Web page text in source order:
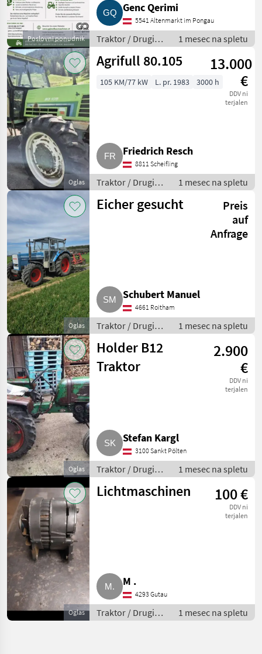
Poslovni ponudnik
Genc Qerimi
5541 Altenmarkt im Pongau
Traktor / Drugi
traktor
1 mesec na spletu
Oglas
Agrifull 80.105
13.000
€
DDV ni
terjalen
105 KM/77 kW L. pr. 1983 3000 h
Friedrich Resch
8811 Scheifling
Traktor / Drugi
traktor
1 mesec na spletu
Oglas
Eicher gesucht
Preis
auf
Anfrage
Schubert Manuel
4661 Roitham
Traktor / Drugi
traktor
1 mesec na spletu
Oglas
Holder B12
Traktor
2.900
€
DDV ni
terjalen
Stefan Kargl
3100 Sankt Pölten
Traktor / Drugi
traktor
1 mesec na spletu
Oglas
Lichtmaschinen 100 €
DDV ni
terjalen
M .
4293 Gutau
Traktor / Drugi
traktor
1 mesec na spletu